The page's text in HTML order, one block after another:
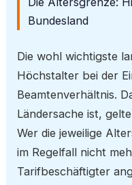
Bundesland
Die wohl wichtigste
Höchstalter bei der
Beamtenverhältnis.
Ländersache ist,
Wer die jeweilige
im Regelfall nicht
Tarifbeschäftigter